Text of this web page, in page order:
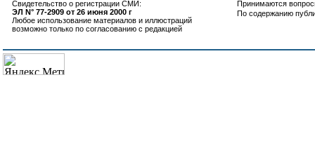
Свидетельство о регистрации СМИ:
ЭЛ N° 77-2909 от 26 июня 2000 г
Любое использование материалов и иллюстраций
возможно только по согласованию с редакцией
Принимаются
По содержанию